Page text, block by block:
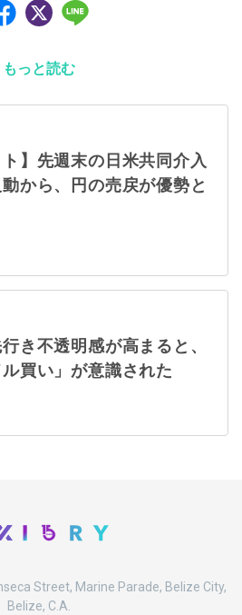
もっと読む
ト】先週末の日米共同介入
から、円の売戻が優勢と
き不透明感が高まると、
買い」が意識された
Street, Marine Parade, Belize City,
Belize, C.A.